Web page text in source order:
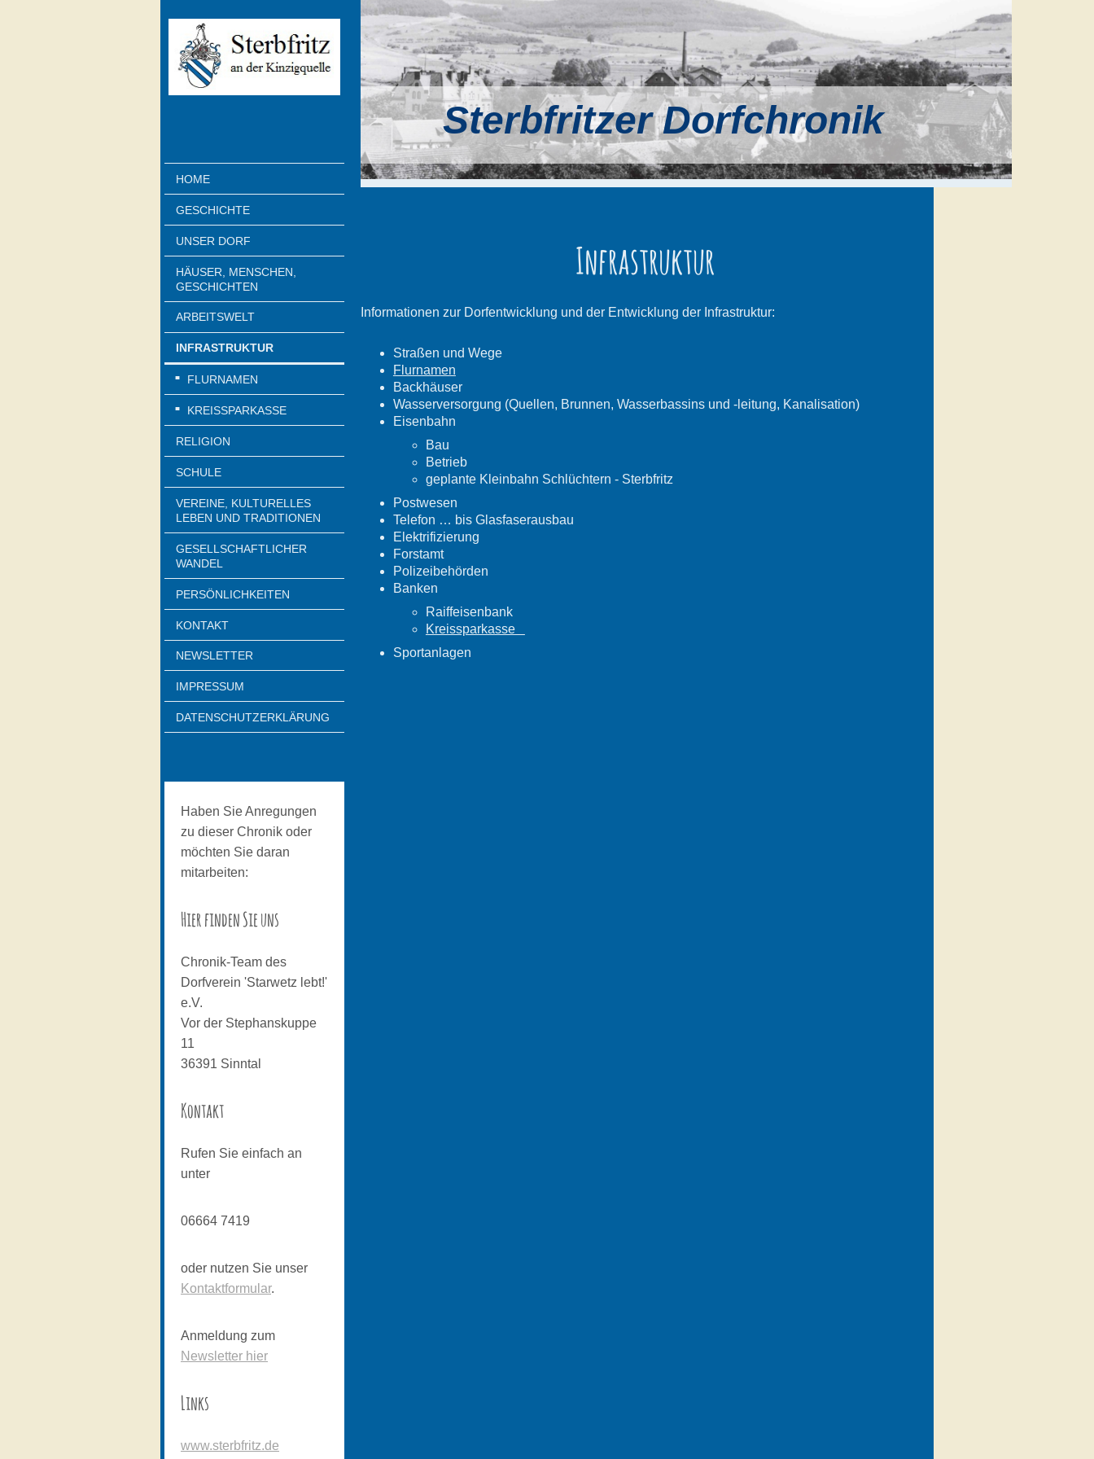
HOME
GESCHICHTE
UNSER DORF
HÄUSER, MENSCHEN,
GESCHICHTEN
ARBEITSWELT
INFRASTRUKTUR
FLURNAMEN
KREISSPARKASSE
RELIGION
SCHULE
VEREINE, KULTURELLES
LEBEN UND TRADITIONEN
GESELLSCHAFTLICHER
WANDEL
PERSÖNLICHKEITEN
KONTAKT
NEWSLETTER
IMPRESSUM
DATENSCHUTZERKLÄRUNG
Haben Sie Anregungen
zu dieser Chronik oder
möchten Sie daran
mitarbeiten:
Hier finden Sie uns
Chronik-Team des
Dorfverein 'Starwetz lebt!'
e.V.
Vor der Stephanskuppe
11
36391 Sinntal
Kontakt
Rufen Sie einfach an
unter
06664 7419
oder nutzen Sie unser
Kontaktformular.
Anmeldung zum
Newsletter hier
Links
www.sterbfritz.de
Sterbfritzer Dorfchronik
Infrastruktur
Informationen zur Dorfentwicklung und der Entwicklung der Infrastruktur:
Straßen und Wege
Flurnamen
Backhäuser
Wasserversorgung (Quellen, Brunnen, Wasserbassins und -leitung, Kanalisation)
Eisenbahn
Bau
Betrieb
geplante Kleinbahn Schlüchtern - Sterbfritz
Postwesen
Telefon … bis Glasfaserausbau
Elektrifizierung
Forstamt
Polizeibehörden
Banken
Raiffeisenbank
Kreissparkasse
Sportanlagen